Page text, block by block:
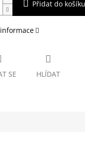
Přidat do košíku
SE HLÍDAT